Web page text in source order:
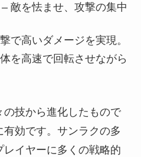
敵を怯ませ、攻撃の集中
で高いダメージを実現。
を高速で回転させながら
の技から進化したもので
効です。サンラクの多
イヤーに多くの戦略的